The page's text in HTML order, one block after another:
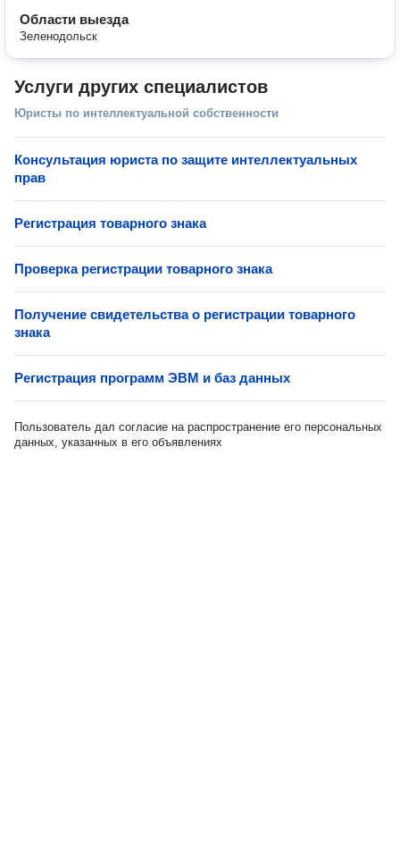
Области выезда
Зеленодольск
Услуги других специалистов
Юристы по интеллектуальной собственности
Консультация юриста по защите интеллектуальных
прав
Регистрация товарного знака
Проверка регистрации товарного знака
Получение свидетельства о регистрации товарного
знака
Регистрация программ ЭВМ и баз данных
Пользователь дал согласие на распространение его персональных
данных, указанных в его объявлениях